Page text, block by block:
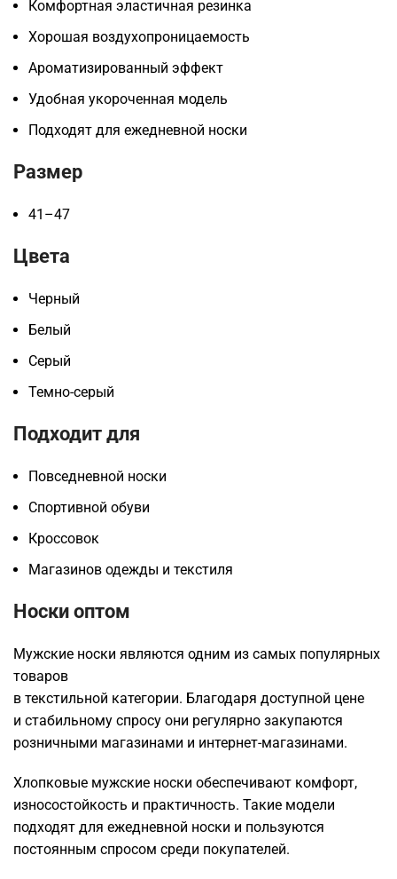
Комфортная эластичная резинка
Хорошая воздухопроницаемость
Ароматизированный эффект
Удобная укороченная модель
Подходят для ежедневной носки
Размер
41–47
Цвета
Черный
Белый
Серый
Темно-серый
Подходит для
Повседневной носки
Спортивной обуви
Кроссовок
Магазинов одежды и текстиля
Носки оптом
Мужские носки являются одним из самых популярных
товаров
в текстильной категории. Благодаря доступной цене
и стабильному спросу они регулярно закупаются
розничными магазинами и интернет-магазинами.
Хлопковые мужские носки обеспечивают комфорт,
износостойкость и практичность. Такие модели
подходят для ежедневной носки и пользуются
постоянным спросом среди покупателей.